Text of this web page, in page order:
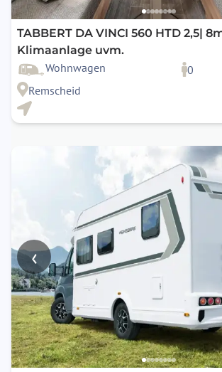
TABBERT DA VINCI 560 HTD 2,5|
Klimaanlage uvm.
Wohnwagen 0
Remscheid
‹